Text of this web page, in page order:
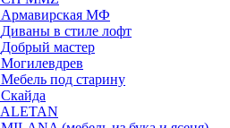
Армавирская МФ
Диваны в стиле лофт
Добрый мастер
Могилевдрев
Мебель под старину
Скайда
ALETAN